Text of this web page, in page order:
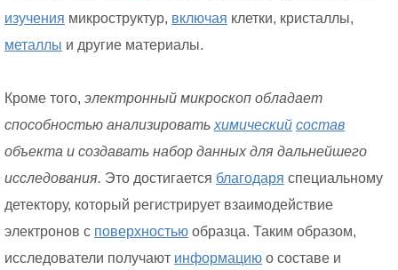
изучения микроструктур, включая клетки, кристаллы,
металлы и другие материалы.
Кроме того, электронный микроскоп обладает
способностью анализировать химический состав
объекта и создавать набор данных для дальнейшего
исследования. Это достигается благодаря специальному
детектору, который регистрирует взаимодействие
электронов с поверхностью образца. Таким образом,
исследователи получают информацию о составе и